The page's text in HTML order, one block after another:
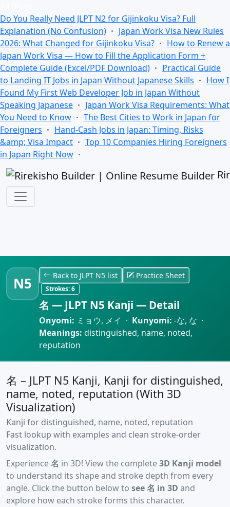
Do You Really Need JLPT N2 for Gijinkoku Visa? Full
Explanation (No Confusion)
Japan Work Visa New Rules
2026: What Changed for Gijinkoku Visa?
How to Renew a
Japan Work Visa — How to Fill the Application Form +
Complete Guide (Excel/PDF Download)
Practical Guide
to Landing IT Jobs in Japan Without Japanese Skills
How I
Found My First Web Developer Job in Japan Without
Speaking Japanese
Japan Work Visa Requirements: What
You Need to Know
The Best Cities to Work in Japan for
Foreigners
Hand-Cash Jobs in Japan: Timing, Risks
&amp; Visa Impact
Top 10 Companies Hiring Foreigners
in Japan Right Now
N5 Back to JLPT N5 list Practice Sheet
Strokes:6
名 — JLPT N5 Kanji — Detail
Onyomi: ミョウ, メイ · Kunyomi: -な, な ·
Meanings: distinguished, name, noted,
reputation
名 – JLPT N5 Kanji, Kanji for distinguished,
name, noted, reputation (With 3D
Visualization)
Kanji for distinguished, name, noted, reputation
Fast lookup with examples and clean stroke-order
visualization.
Experience名 in 3D! View the complete3D Kanji model
to understand its shape and stroke depth from every
angle. Click the button below to see 名 in 3D and
explore how each stroke forms this character.